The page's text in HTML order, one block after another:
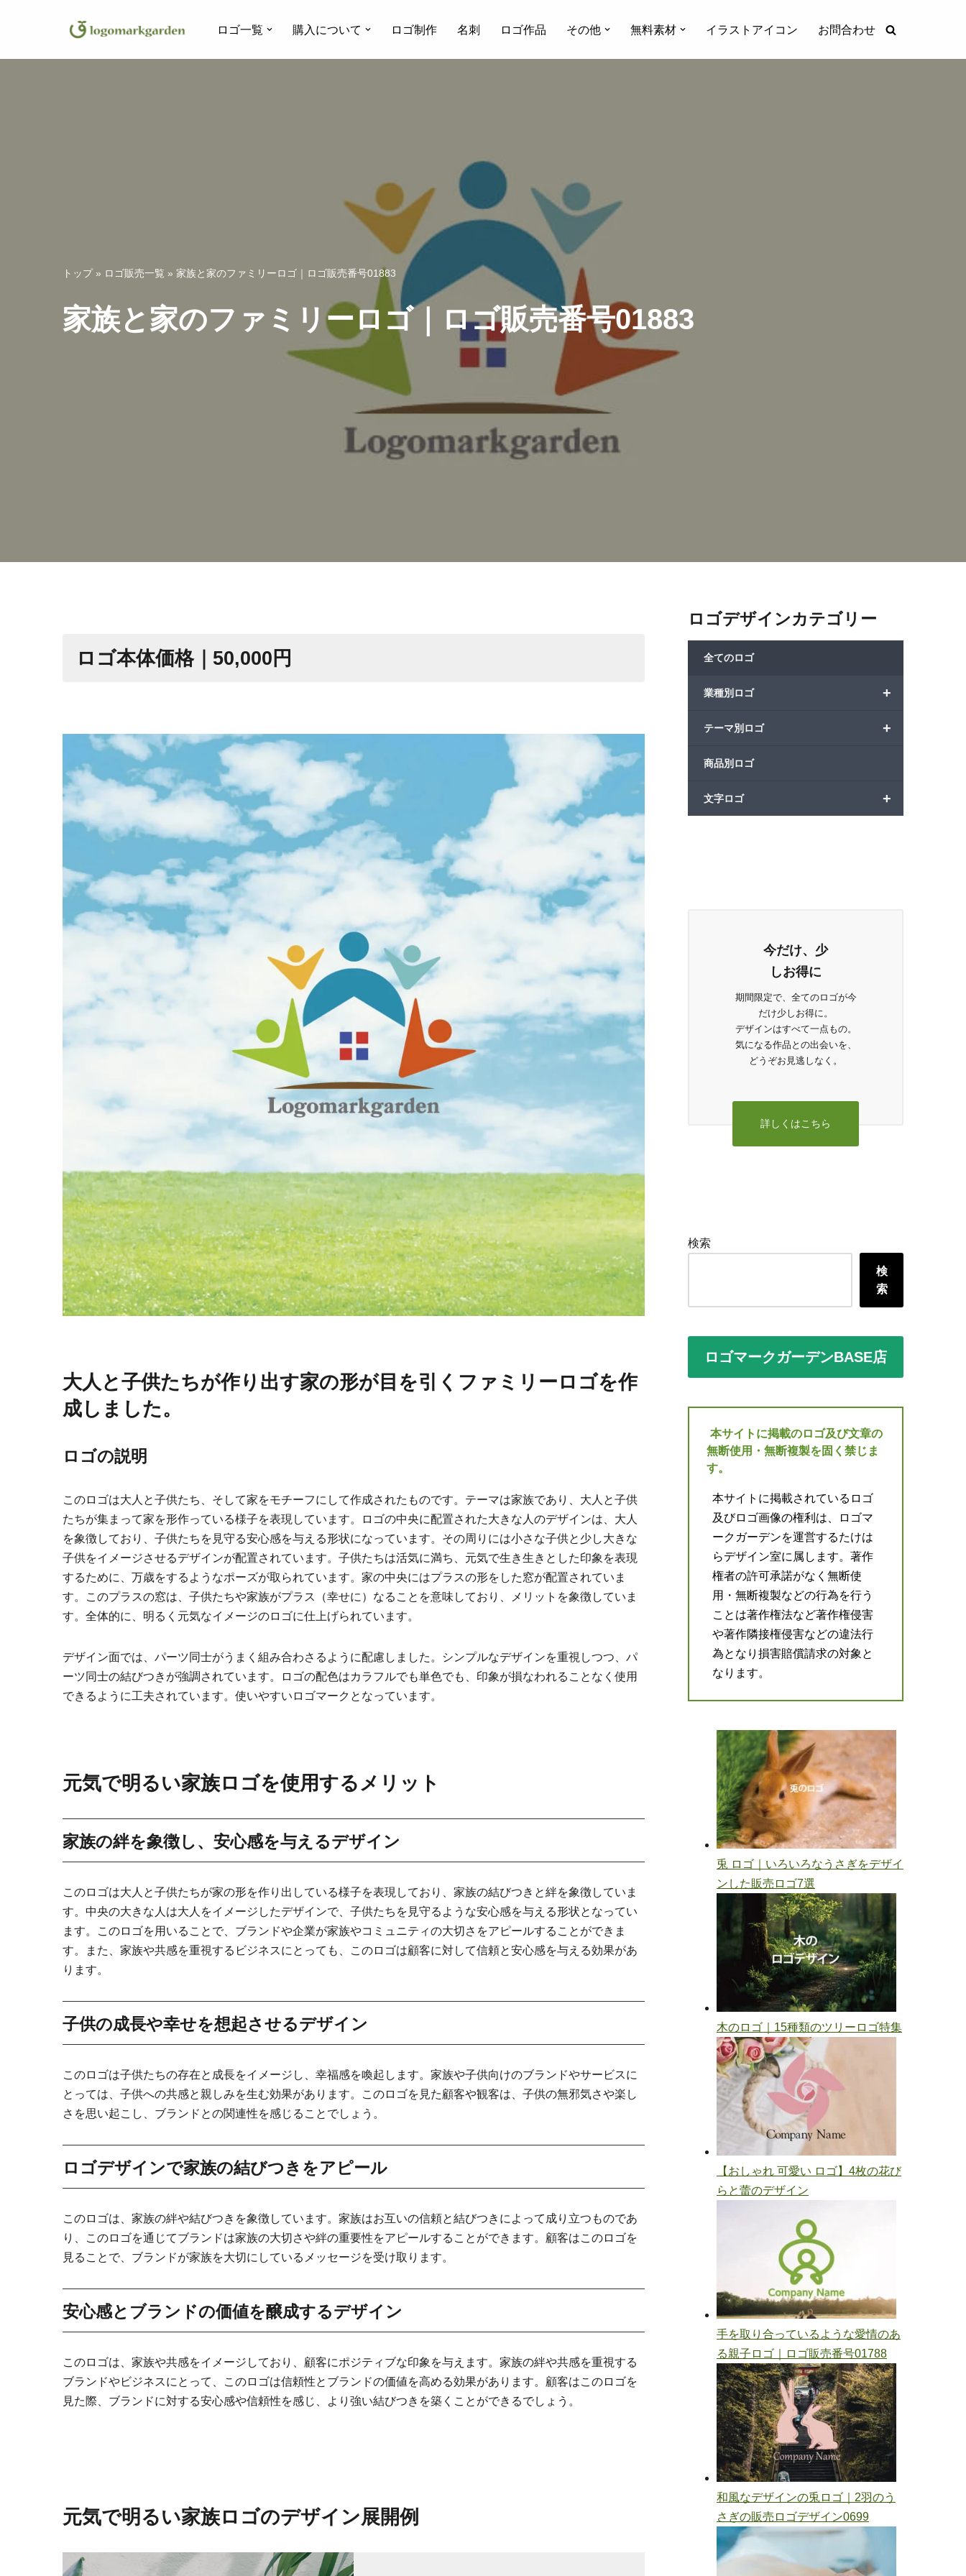
ン
ロゴ一覧 購入について ロゴ制作 名刺 ロゴ作品 その他 無料素材 イラストアイコン お問合わせ
トップ» ロゴ販売一覧 » 家族と家のファミリーロゴ｜ロゴ販売番号01883
家族と家のファミリーロゴ｜ロゴ販売番号01883
ロゴ本体価格｜50,000円
大人と子供たちが作り出す家の形が目を引くファミリーロゴを作
成しました。
ロゴの説明
このロゴは大人と子供たち、そして家をモチーフにして作成されたものです。テーマは家族であり、大人と子供
たちが集まって家を形作っている様子を表現しています。ロゴの中央に配置された大きな人のデザインは、大人
を象徴しており、子供たちを見守る安心感を与える形状になっています。その周りには小さな子供と少し大きな
子供をイメージさせるデザインが配置されています。子供たちは活気に満ち、元気で生き生きとした印象を表現
するために、万歳をするようなポーズが取られています。家の中央にはプラスの形をした窓が配置されていま
す。このプラスの窓は、子供たちや家族がプラス（幸せに）なることを意味しており、メリットを象徴していま
す。全体的に、明るく元気なイメージのロゴに仕上げられています。
デザイン面では、パーツ同士がうまく組み合わさるように配慮しました。シンプルなデザインを重視しつつ、パ
ーツ同士の結びつきが強調されています。ロゴの配色はカラフルでも単色でも、印象が損なわれることなく使用
できるように工夫されています。使いやすいロゴマークとなっています。
元気で明るい家族ロゴを使用するメリット
家族の絆を象徴し、安心感を与えるデザイン
このロゴは大人と子供たちが家の形を作り出している様子を表現しており、家族の結びつきと絆を象徴していま
す。中央の大きな人は大人をイメージしたデザインで、子供たちを見守るような安心感を与える形状となってい
ます。このロゴを用いることで、ブランドや企業が家族やコミュニティの大切さをアピールすることができま
す。また、家族や共感を重視するビジネスにとっても、このロゴは顧客に対して信頼と安心感を与える効果があ
ります。
子供の成長や幸せを想起させるデザイン
このロゴは子供たちの存在と成長をイメージし、幸福感を喚起します。家族や子供向けのブランドやサービスに
とっては、子供への共感と親しみを生む効果があります。このロゴを見た顧客や観客は、子供の無邪気さや楽し
さを思い起こし、ブランドとの関連性を感じることでしょう。
ロゴデザインで家族の結びつきをアピール
このロゴは、家族の絆や結びつきを象徴しています。家族はお互いの信頼と結びつきによって成り立つものであ
り、このロゴを通じてブランドは家族の大切さや絆の重要性をアピールすることができます。顧客はこのロゴを
見ることで、ブランドが家族を大切にしているメッセージを受け取ります。
安心感とブランドの価値を醸成するデザイン
このロゴは、家族や共感をイメージしており、顧客にポジティブな印象を与えます。家族の絆や共感を重視する
ブランドやビジネスにとって、このロゴは信頼性とブランドの価値を高める効果があります。顧客はこのロゴを
見た際、ブランドに対する安心感や信頼性を感じ、より強い結びつきを築くことができるでしょう。
元気で明るい家族ロゴのデザイン展開例
ロゴデザインカテゴリー
全てのロゴ
+
業種別ロゴ
+
テーマ別ロゴ
商品別ロゴ
+
文字ロゴ
今だけ、少
しお得に
期間限定で、全てのロゴが今
だけ少しお得に。
デザインはすべて一点もの。
気になる作品との出会いを、
どうぞお見逃しなく。
詳しくはこちら
検索
検
索
ロゴマークガーデンBASE店
本サイトに掲載のロゴ及び文章の
無断使用・無断複製を固く禁じま
す。
本サイトに掲載されているロゴ
及びロゴ画像の権利は、ロゴマ
ークガーデンを運営するたけは
らデザイン室に属します。著作
権者の許可承諾がなく無断使
用・無断複製などの行為を行う
ことは著作権法など著作権侵害
や著作隣接権侵害などの違法行
為となり損害賠償請求の対象と
なります。